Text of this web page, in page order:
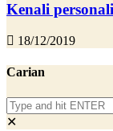
Kenali
18/12/2019
Carian
✕